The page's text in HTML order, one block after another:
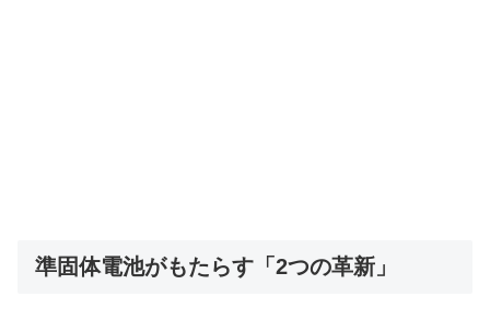
準固体電池がもたらす「2つの革新」